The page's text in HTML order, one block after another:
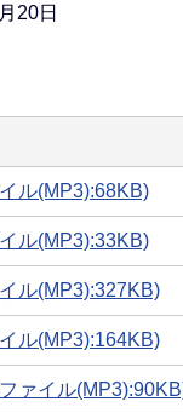
20日
ル(MP3):68KB)
ル(MP3):33KB)
ル(MP3):327KB)
ル(MP3):164KB)
ァイル